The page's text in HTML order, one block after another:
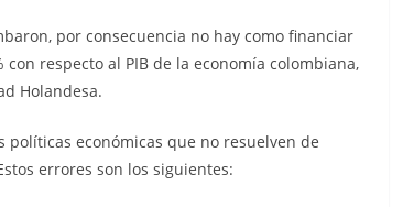
por consecuencia no hay como financiar
respecto al PIB de la economía colombiana,
Holandesa.
económicas que no resuelven de
errores son los siguientes: